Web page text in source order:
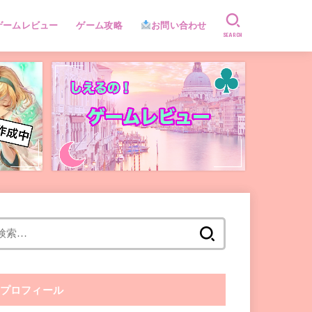
ームレビュー ゲーム攻略 お問い合わせ
SEARCH
プロフィール